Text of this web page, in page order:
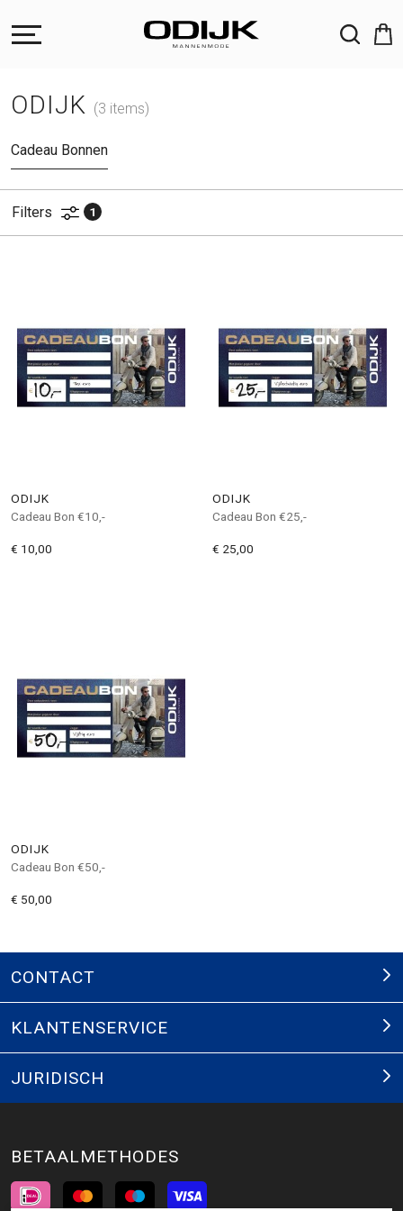
ODIJK (3 items)
Cadeau Bonnen
Filters 1
ODIJK
Cadeau Bon €10,-
€ 10,00
ODIJK
Cadeau Bon €25,-
€ 25,00
ODIJK
Cadeau Bon €50,-
€ 50,00
CONTACT
KLANTENSERVICE
JURIDISCH
BETAALMETHODES